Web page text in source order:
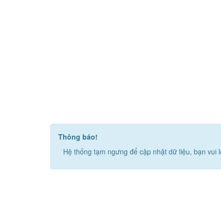
Thông báo!
Hệ thống tạm ngưng để cập nhật dữ liệu, bạn vui